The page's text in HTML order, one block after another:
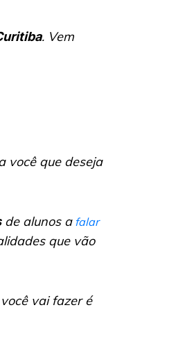
. Vem
você que deseja
de alunos a falar
que vão
vai fazer é